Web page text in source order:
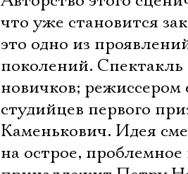
что уже становится
это одно из
поколений. Спектакль
новичков;
студийцев первого
Каменькович. Идея
на острое, проблемное